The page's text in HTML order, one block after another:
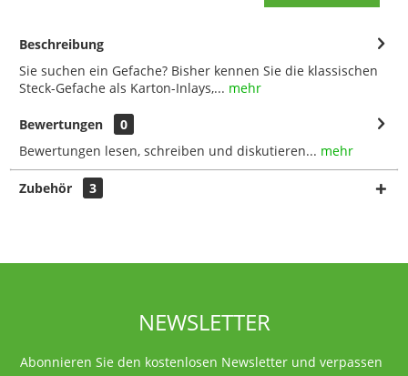
Beschreibung
Sie suchen ein Gefache? Bisher kennen Sie die klassischen
Steck-Gefache als Karton-Inlays,... mehr
Bewertungen
0
Bewertungen lesen, schreiben und diskutieren... mehr
Zubehör 3
NEWSLETTER
Abonnieren Sie den kostenlosen Newsletter und verpassen